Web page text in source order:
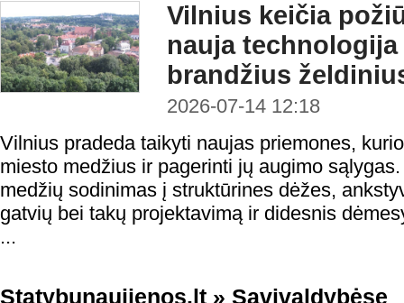
Vilnius keičia
nauja
brandžius
2026-07-14 12:18
Vilnius pradeda taikyti naujas priemones,
miesto medžius ir pagerinti jų augimo
medžių sodinimas į struktūrines dėžes,
gatvių bei takų projektavimą ir didesnis
...
Statybunaujienos.lt » Savivaldybėse